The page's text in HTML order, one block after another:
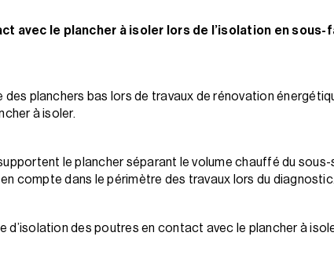
avec le plancher à isoler lors de l’isolation en sous-
des planchers bas lors de travaux de rénovation
à isoler.
le plancher séparant le volume chauffé du
en compte dans le périmètre des travaux lors du
d’isolation des poutres en contact avec le plancher à